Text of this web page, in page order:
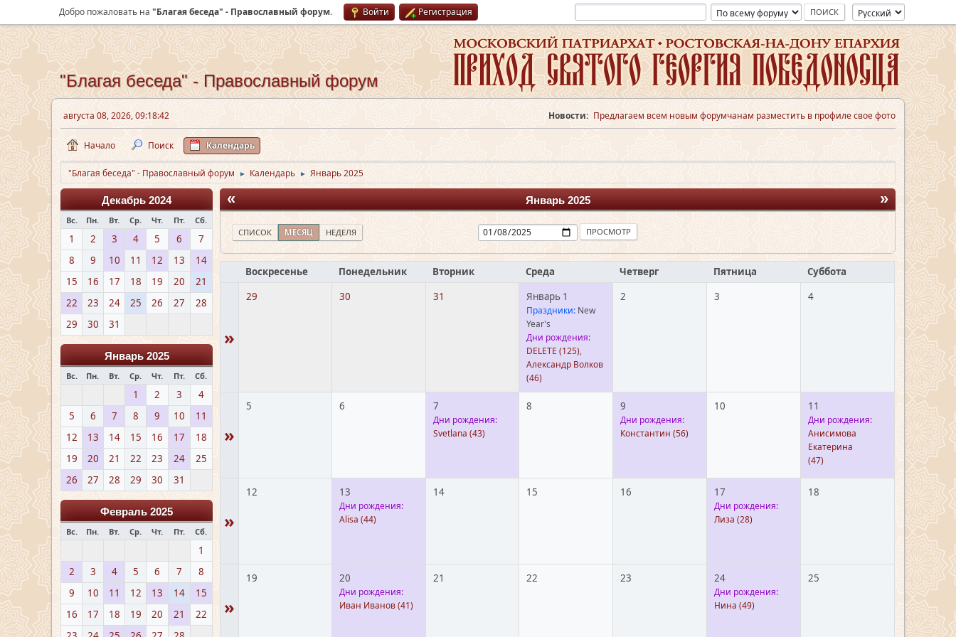
Добро пожаловать на "Благая беседа" - Православный форум. Войти Регистрация
"Благая беседа" - Православный форум
августа 08, 2026, 09:18:42 Новости: Предлагаем всем новым форумчанам разместить в профиле свое фото
Начало Поиск Календарь
"Благая беседа" - Православный форум ► Календарь ► Январь 2025
Декабрь 2024
Вс. Пн. Вт. Ср. Чт. Пт. Сб.
1 2 3 4 5 6
7
8
9 10 11 12 13
14
15
16 17 18 19 20
21
22
23 24 25 26 27
28
29
30 31
Январь 2025
Вс. Пн. Вт. Ср. Чт. Пт. Сб.
1 2 3
4
5
6 7 8 9 10
11
12
13 14 15 16 17
18
19
20 21 22 23 24
25
26
27 28 29 30 31
Февраль 2025
Вс. Пн. Вт. Ср. Чт. Пт. Сб.
1
2
3 4 5 6 7
8
9
10 11 12 13 14
15
16
17 18 19 20 21
22
« »
Январь 2025
СПИСОК МЕСЯЦ НЕДЕЛЯ
Воскресенье Понедельник Вторник Среда Четверг Пятница Суббота
»
29 30 31 Январь 1
Праздники: New
Year's
Дни рождения:
DELETE (125),
Александр Волков
(46)
2 3 4
»
5 6 7
Дни рождения:
Svetlana (43)
8 9
Дни рождения:
Константин (56)
10 11
Дни рождения:
Анисимова
Екатерина
(47)
»
12 13
Дни рождения:
Alisa (44)
14 15 16 17
Дни рождения:
Лиза (28)
18
»
19 20
Дни рождения:
Иван Иванов(41)
21 22 23 24
Дни рождения:
Нина (49)
25